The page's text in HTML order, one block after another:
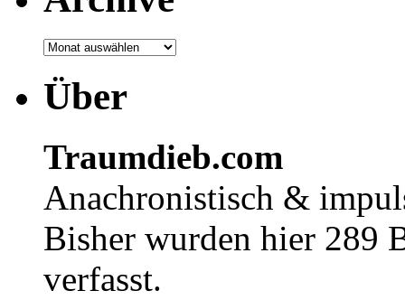
Über
Traumdieb.com
Anachronistisch &
Bisher wurden hier 289
verfasst.